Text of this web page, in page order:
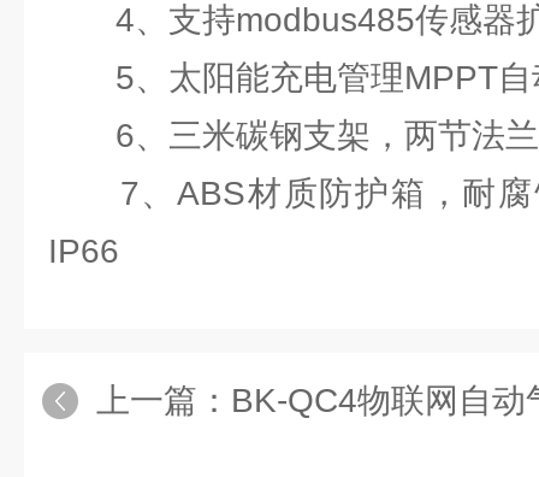
4、支持modbus485传感器
5、太阳能充电管理MPPT自
6、三米碳钢支架，两节法兰
7、ABS材质防护箱，耐腐
IP66
上一篇： BK-QC4物联网自动